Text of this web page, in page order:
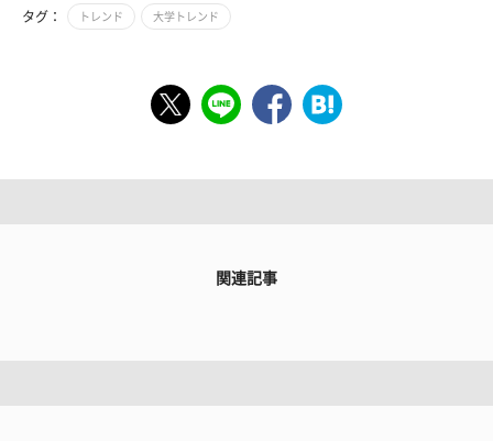
タグ： トレンド 大学トレンド
関連記事